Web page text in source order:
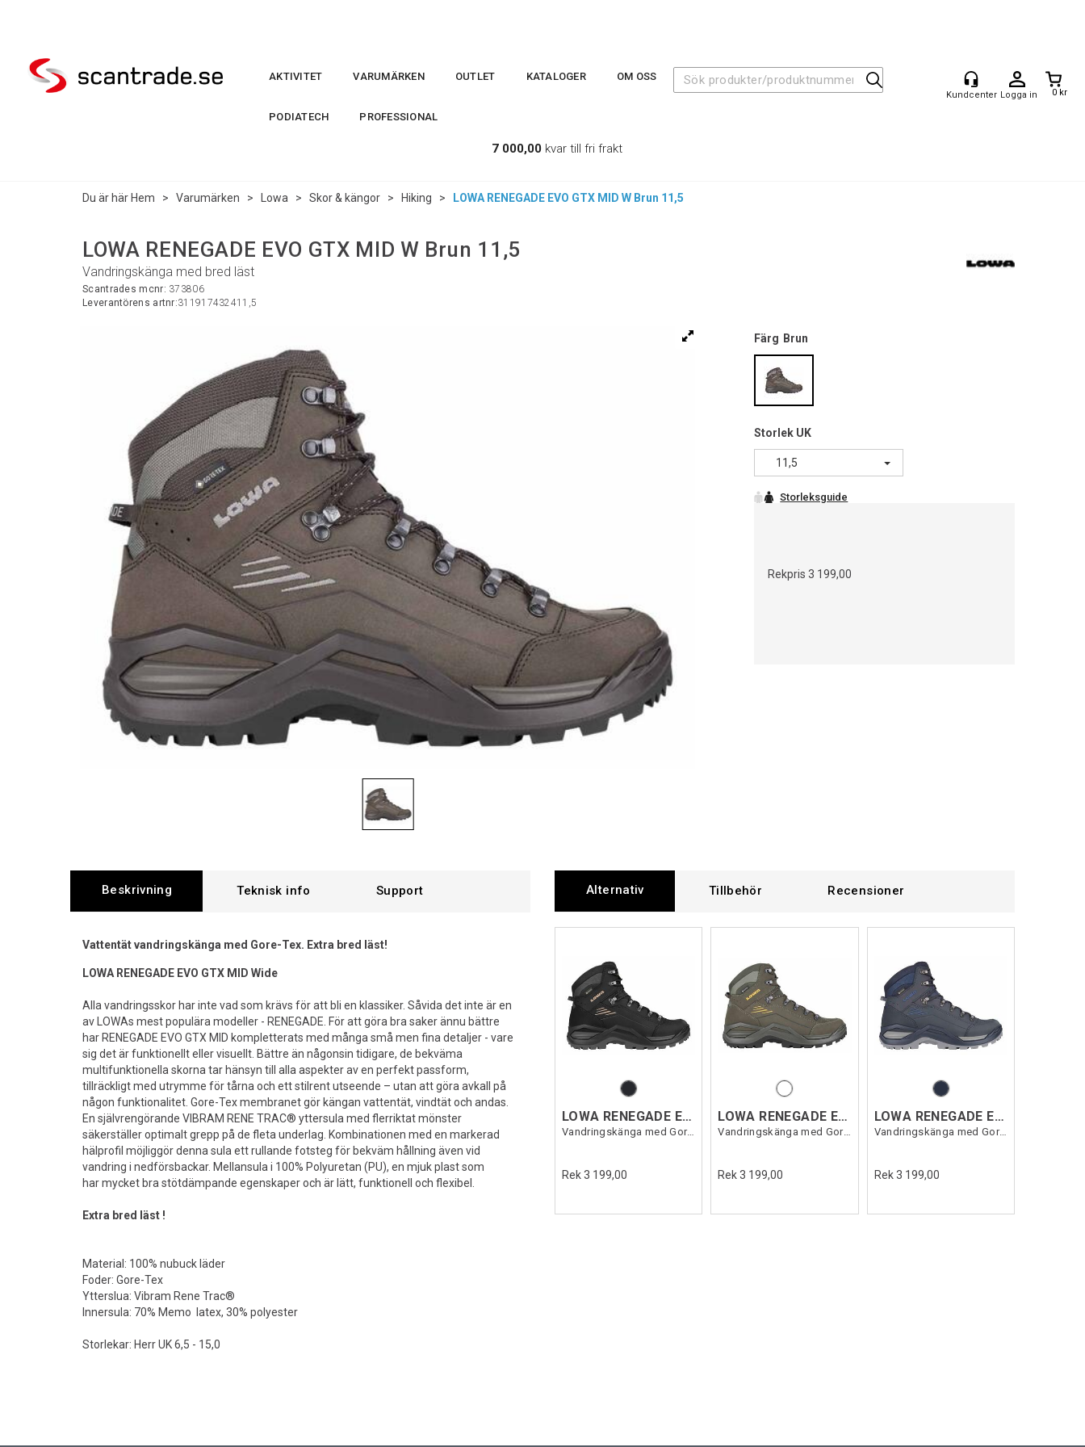
Logga in 0 kr
AKTIVITET VARUMÄRKEN OUTLET KATALOGER OM OSS
PODIATECH PROFESSIONAL
7 000,00 kvar till fri frakt
Du är här Hem > Varumärken > Lowa > Skor & kängor > Hiking > LOWA RENEGADE EVO GTX MID W Brun 11,5
LOWA RENEGADE EVO GTX MID W Brun 11,5
Vandringskänga med bred läst
Scantrades mcnr: 373806
Leverantörens artnr:311917432411,5
Färg Brun
Storlek UK
11,5
Rekpris3 199,00
Beskrivning Support
Vattentät vandringskänga med Gore-Tex. Extra bred läst!
LOWA RENEGADE EVO GTX MID Wide
Alla vandringsskor har inte vad som krävs för att bli en klassiker. Såvida det inte är en
av LOWAs mest populära modeller - RENEGADE. För att göra bra saker ännu bättre
har RENEGADE EVO GTX MID kompletterats med många små men fina detaljer - vare
sig det är funktionellt eller visuellt. Bättre än någonsin tidigare, de bekväma
multifunktionella skorna tar hänsyn till alla aspekter av en perfekt passform,
tillräckligt med utrymme för tårna och ett stilrent utseende – utan att göra avkall på
någon funktionalitet. Gore-Tex membranet gör kängan vattentät, vindtät och andas.
En självrengörande VIBRAM RENE TRAC® yttersula med flerriktat mönster
säkerställer optimalt grepp på de fleta underlag. Kombinationen med en markerad
hälprofil möjliggör denna sula ett rullande fotsteg för bekväm hållning även vid
vandring i nedförsbackar. Mellansula i 100% Polyuretan (PU), en mjuk plast som
har mycket bra stötdämpande egenskaper och är lätt, funktionell och flexibel.
Extra bred läst !
Material: 100% nubuck läder
Foder: Gore-Tex
Ytterslua: Vibram Rene Trac®
Innersula: 70% Memo latex, 30% polyester
Storlekar: Herr UK 6,5 - 15,0
Alternativ Tillbehör Recensioner
LOWA RENEGADE EVO GTX MID
Vandringskänga med Gore-Tex
Rek 3 199,00
LOWA RENEGADE EVO GTX MID
Vandringskänga med Gore-Tex
Rek 3 199,00
LOWA RENEGADE EVO GTX MID
Vandringskänga med Gore-Tex
Rek 3 199,00